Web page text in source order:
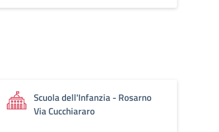
Scuola dell'Infanzia - Rosarno
Via Cucchiararo